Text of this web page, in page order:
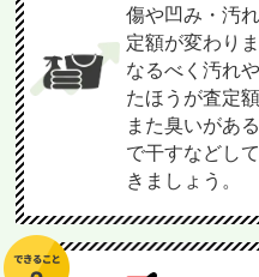
傷や凹み・汚
定額が変わりま
なるべく汚れ
たほうが査定
また臭いがあ
で干すなどし
きましょう。